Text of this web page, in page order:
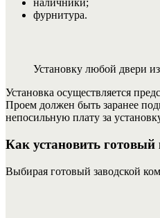
наличники;
фурнитура.
Установку любой двери
Установка осуществляется
Проем должен быть заранее
непосильную плату за
Как установить
Выбирая готовый заводской